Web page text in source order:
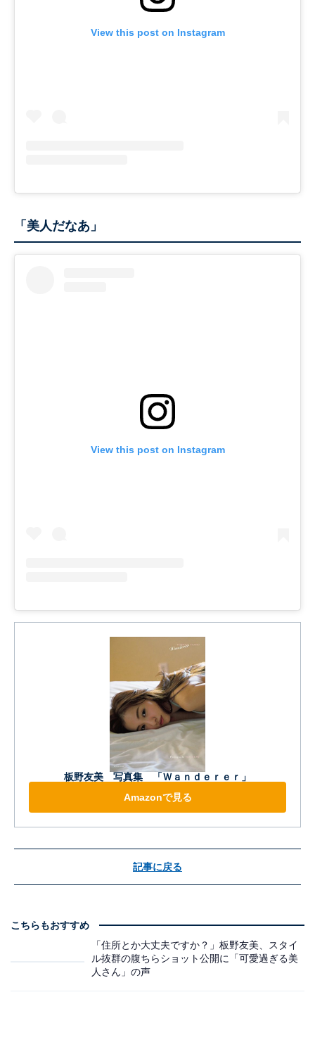
View this post on Instagram
「美人だなあ」
View this post on Instagram
板野友美 写真集 「Ｗａｎｄｅｒｅｒ」
Amazonで見る
記事に戻る
こちらもおすすめ
「住所とか大丈夫ですか？」板野友美、スタイ
ル抜群の腹ちらショット公開に「可愛過ぎる美
人さん」の声